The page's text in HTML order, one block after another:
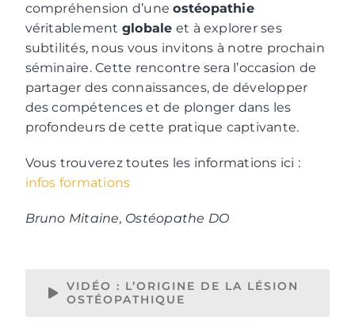
compréhension d’uneostéopathie
véritablement globale et à explorer ses
subtilités, nous vous invitons à notre prochain
séminaire. Cette rencontre sera l’occasion de
partager des connaissances, de développer
des compétences et de plonger dans les
profondeurs de cette pratique captivante.
Vous trouverez toutes les informations ici :
infos formations
Bruno Mitaine, Ostéopathe DO
VIDÉO : L’ORIGINE DE LA LÉSION
OSTÉOPATHIQUE